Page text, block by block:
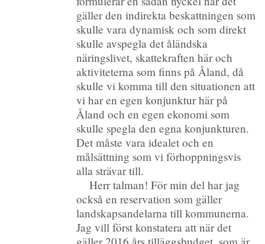
gäller den indirekta beskattningen som
skulle vara dynamisk och som direkt
skulle avspegla det åländska
näringslivet, skattekraften här och
aktiviteterna som finns på Åland, då
skulle vi komma till den situationen att
vi har en egen konjunktur här på
Åland och en egen ekonomi som
skulle spegla den egna konjunkturen.
Det måste vara idealet och en
målsättning som vi förhoppningsvis
alla strävar till.
Herr talman! För min del har jag
också en reservation som gäller
landskapsandelarna till kommunerna.
Jag vill först konstatera att när det